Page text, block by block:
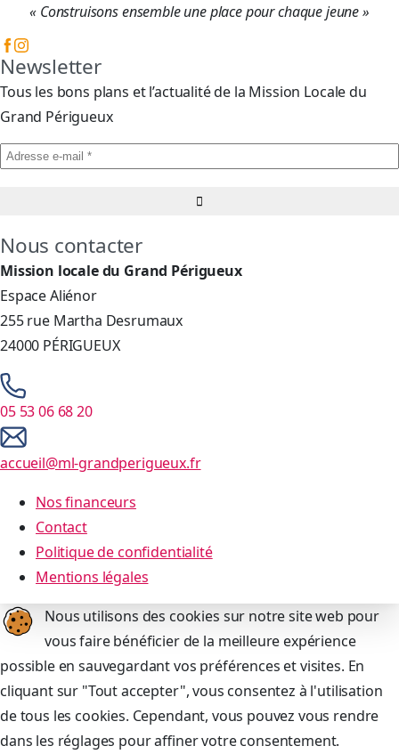
« Construisons ensemble une place pour chaque jeune »
Newsletter
Tous les bons plans et l’actualité de la Mission Locale du
Grand Périgueux
Nous contacter
Mission locale du Grand Périgueux
Espace Aliénor
255 rue Martha Desrumaux
24000 PÉRIGUEUX
05 53 06 68 20
accueil@ml-grandperigueux.fr
Nos financeurs
Contact
Politique de confidentialité
Mentions légales
Nous utilisons des cookies sur notre site web pour
vous faire bénéficier de la meilleure expérience
possible en sauvegardant vos préférences et visites. En
cliquant sur "Tout accepter", vous consentez à l'utilisation
de tous les cookies. Cependant, vous pouvez vous rendre
dans les réglages pour affiner votre consentement.